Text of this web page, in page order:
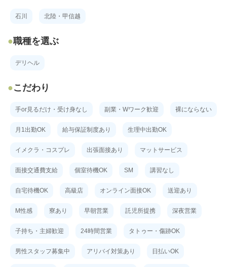
石川 北陸・甲信越
職種を選ぶ
デリヘル
こだわり
手or見るだけ・受け身なし 副業・Wワーク歓迎 裸にならない
月1出勤OK 給与保証制度あり 生理中出勤OK
イメクラ・コスプレ 出張面接あり マットサービス
面接交通費支給 個室待機OK SM 講習なし
自宅待機OK 高級店 オンライン面接OK 送迎あり
M性感 寮あり 早朝営業 託児所提携 深夜営業
子持ち・主婦歓迎 24時間営業 タトゥー・傷跡OK
男性スタッフ募集中 アリバイ対策あり 日払いOK